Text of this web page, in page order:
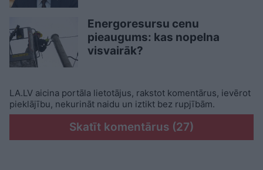
Energoresursu cenu
pieaugums: kas nopelna
visvairāk?
LA.LV aicina portāla lietotājus, rakstot komentārus, ievērot
pieklājību, nekurināt naidu un iztikt bez rupjībām.
Skatīt komentārus (27)